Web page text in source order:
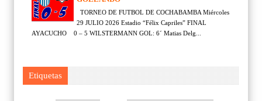
TORNEO DE FUTBOL DE COCHABAMBA Miércoles
29 JULIO 2026 Estadio “Félix Capriles” FINAL
AYACUCHO 0 – 5 WILSTERMANN GOL: 6´ Matias Delg...
Etiquetas